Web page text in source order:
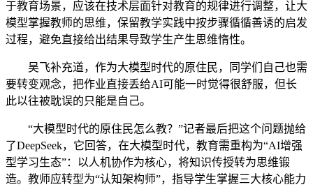
于教育场景，应该在技术层面针对教育的规律进行调整，让大
模型掌握教师的思维，保留教学实践中按步骤循循善诱的启发
过程，避免直接给出结果导致学生产生思维惰性。
吴飞补充道，作为大模型时代的原住民，同学们自己也需
要转变观念，把作业直接丢给AI可能一时觉得很舒服，但长
此以往被耽误的只能是自己。
“大模型时代的原住民怎么教？”记者最后把这个问题抛给
了DeepSeek，它回答，在大模型时代，教育需重构为“AI增强
型学习生态”：以人机协作为核心，将知识传授转为思维锻
造。教师应转型为“认知架构师”，指导学生掌握三大核心能力